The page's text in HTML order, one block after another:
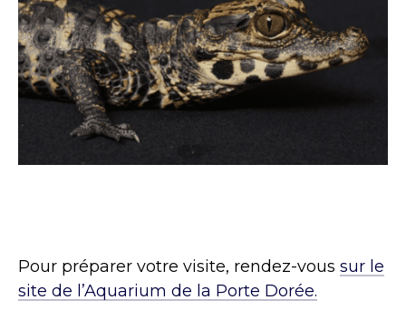
Pour préparer votre visite, rendez-vous sur le
site de l’Aquarium de la Porte Dorée.